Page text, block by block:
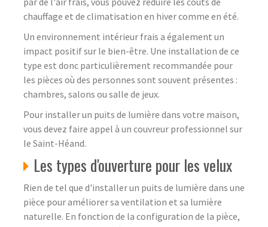
chauffage et de climatisation en hiver comme en été.
Un environnement intérieur frais a également un
impact positif sur le bien-être. Une installation de ce
type est donc particulièrement recommandée pour
les pièces où des personnes sont souvent présentes :
chambres, salons ou salle de jeux.
Pour installer un puits de lumière dans votre maison,
vous devez faire appel à un couvreur professionnel sur
le Saint-Héand.
Les types d'ouverture pour les velux
Rien de tel que d'installer un puits de lumière dans une
pièce pour améliorer sa ventilation et sa lumière
naturelle. En fonction de la configuration de la pièce,